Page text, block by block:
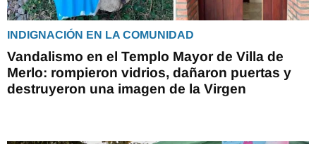
INDIGNACIÓN EN LA COMUNIDAD
Vandalismo en el Templo Mayor de Villa de
Merlo: rompieron vidrios, dañaron puertas y
destruyeron una imagen de la Virgen